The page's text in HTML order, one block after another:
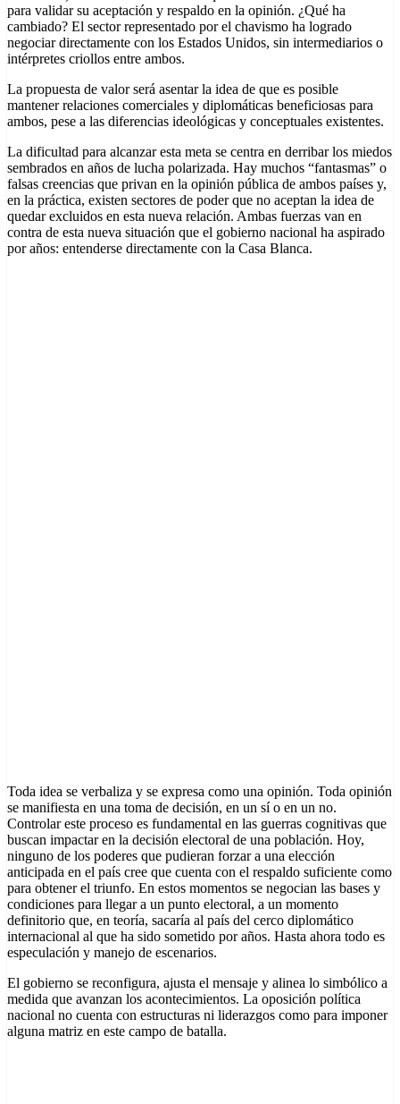
para validar su aceptación y respaldo en la opinión. ¿Qué ha
cambiado? El sector representado por el chavismo ha logrado
negociar directamente con los Estados Unidos, sin intermediarios o
intérpretes criollos entre ambos.
La propuesta de valor será asentar la idea de que es posible
mantener relaciones comerciales y diplomáticas beneficiosas para
ambos, pese a las diferencias ideológicas y conceptuales existentes.
La dificultad para alcanzar esta meta se centra en derribar los miedos
sembrados en años de lucha polarizada. Hay muchos “fantasmas” o
falsas creencias que privan en la opinión pública de ambos países y,
en la práctica, existen sectores de poder que no aceptan la idea de
quedar excluidos en esta nueva relación. Ambas fuerzas van en
contra de esta nueva situación que el gobierno nacional ha aspirado
por años: entenderse directamente con la Casa Blanca.
Toda idea se verbaliza y se expresa como una opinión. Toda opinión
se manifiesta en una toma de decisión, en un sí o en un no.
Controlar este proceso es fundamental en las guerras cognitivas que
buscan impactar en la decisión electoral de una población. Hoy,
ninguno de los poderes que pudieran forzar a una elección
anticipada en el país cree que cuenta con el respaldo suficiente como
para obtener el triunfo. En estos momentos se negocian las bases y
condiciones para llegar a un punto electoral, a un momento
definitorio que, en teoría, sacaría al país del cerco diplomático
internacional al que ha sido sometido por años. Hasta ahora todo es
especulación y manejo de escenarios.
El gobierno se reconfigura, ajusta el mensaje y alinea lo simbólico a
medida que avanzan los acontecimientos. La oposición política
nacional no cuenta con estructuras ni liderazgos como para imponer
alguna matriz en este campo de batalla.